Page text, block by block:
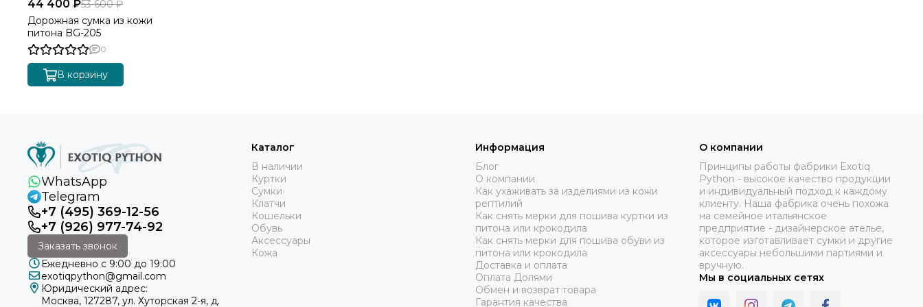
44 400 ₽53 600 ₽
Дорожная сумка из кожи
питона BG-205
0
В корзину
WhatsApp
Telegram
+7 (495) 369-12-56
+7 (926) 977-74-92
Заказать звонок
Ежедневно с 9:00 до 19:00
exotiqpython@gmail.com
Юридический адрес:
Москва, 127287, ул. Хуторская 2-я, д.
Каталог
В наличии
Куртки
Сумки
Клатчи
Кошельки
Обувь
Аксессуары
Кожа
Информация
Блог
О компании
Как ухаживать за изделиями из кожи
рептилий
Как снять мерки для пошива куртки из
питона или крокодила
Как снять мерки для пошива обуви из
питона или крокодила
Доставка и оплата
Оплата Долями
Обмен и возврат товара
Гарантия качества
О компании
Принципы работы фабрики Exotiq
Python - высокое качество продукции
и индивидуальный подход к каждому
клиенту. Наша фабрика очень похожа
на семейное итальянское
предприятие - дизайнерское ателье,
которое изготавливает сумки и другие
аксессуары небольшими партиями и
вручную.
Мы в социальных сетях